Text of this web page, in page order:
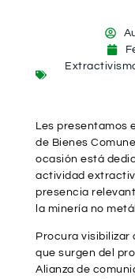
Les presentamos
de Bienes
ocasión está
actividad
presencia
la minería no
Procura visibilizar
que surgen del
Alianza de